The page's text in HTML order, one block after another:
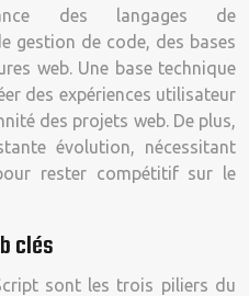
des langages de
gestion de code, des bases
web. Une base technique
des expériences utilisateur
des projets web. De plus,
évolution, nécessitant
rester compétitif sur le
clés
sont les trois piliers du